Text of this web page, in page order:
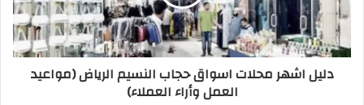
دليل اشهر محلات اسواق حجاب النسيم الرياض (مواعيد
العمل وأراء العملاء)